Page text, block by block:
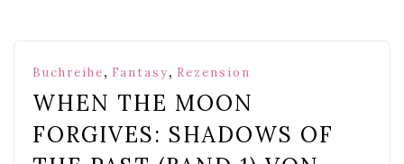
Buchreihe, Fantasy, Rezension
WHEN THE MOON
FORGIVES: SHADOWS OF